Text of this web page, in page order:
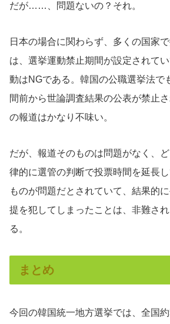
だが……、問題ないの？それ。
日本の場合に関わらず、多くの国家
は、選挙運動禁止期間が設定されて
動はNGである。韓国の公職選挙法で
間前から世論調査結果の公表が禁止
の報道はかなり不味い。
だが、報道そのものは問題がなく、
律的に選管の判断で投票時間を延長
ものが問題だとされていて、結果的
提を犯してしまったことは、非難さ
る。
まとめ
今回の韓国統一地方選挙では、全国